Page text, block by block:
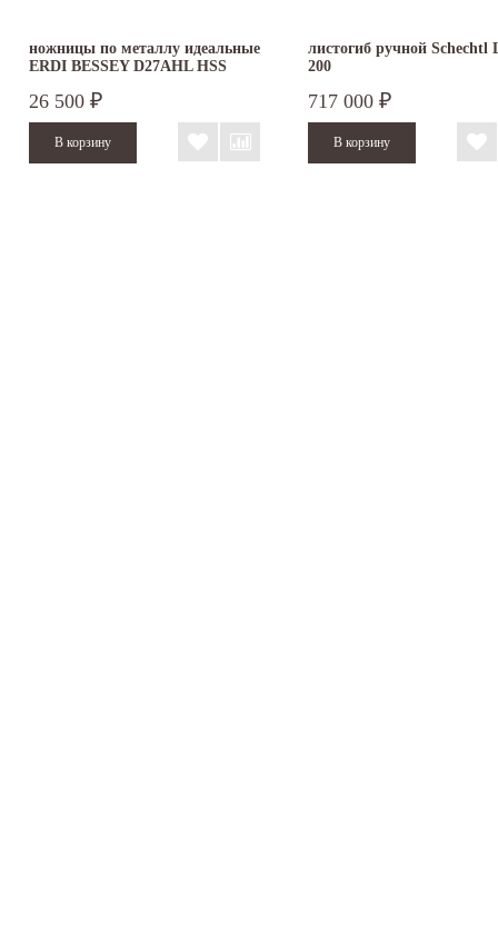
ножницы по металлу идеальные
ERDI BESSEY D27AHL HSS
26 500 ₽
листогиб ручной Schechtl
200
717 000 ₽